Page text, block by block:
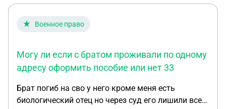
Военное право
Могу ли если с братом проживали по одному
адресу оформить пособие или нет 33
Брат погиб на сво у него кроме меня есть
биологический отец но через суд его лишили всех